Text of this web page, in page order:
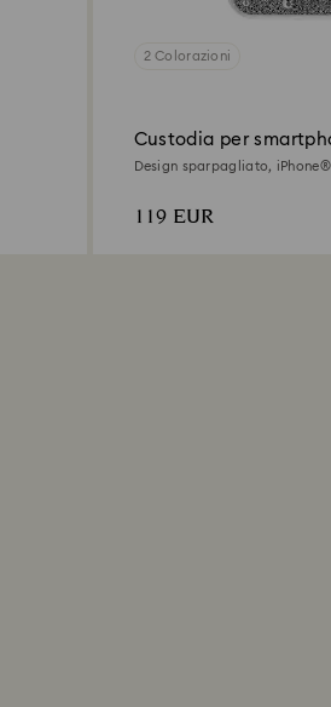
2 Colorazioni
Custodia per
Design sparpagliato, iPhone®
119 EUR